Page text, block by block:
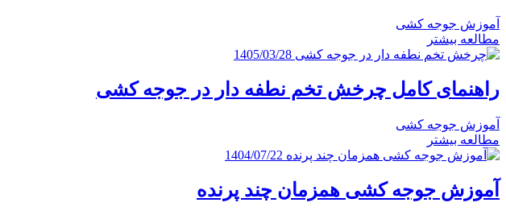
آموزش جوجه کشی
مطالعه بیشتر
1405/03/28
راهنمای کامل چرخش تخم نطفه دار در جوجه کشی
آموزش جوجه کشی
مطالعه بیشتر
1404/07/22
آموزش جوجه کشی همزمان چند پرنده